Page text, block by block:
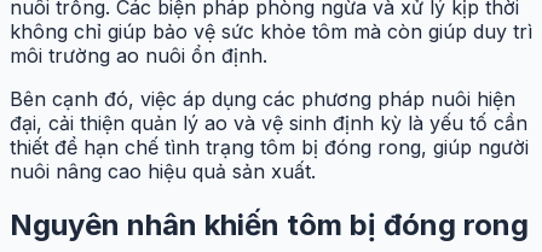
nuôi trồng. Các biện pháp phòng ngừa và xử lý kịp thời
không chỉ giúp bảo vệ sức khỏe tôm mà còn giúp duy trì
môi trường ao nuôi ổn định.
Bên cạnh đó, việc áp dụng các phương pháp nuôi hiện
đại, cải thiện quản lý ao và vệ sinh định kỳ là yếu tố cần
thiết để hạn chế tình trạng tôm bị đóng rong, giúp người
nuôi nâng cao hiệu quả sản xuất.
Nguyên nhân khiến tôm bị đóng rong